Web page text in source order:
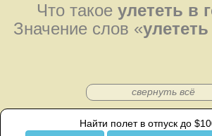
Что такое улететь в
Значение слов «
свернуть всё
Найти полет в отпуск до